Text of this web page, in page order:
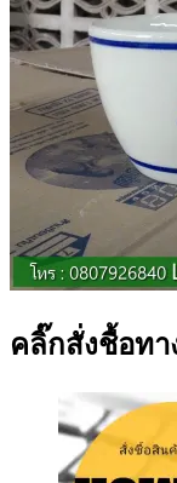
คลิ๊กสั่งชื้อท